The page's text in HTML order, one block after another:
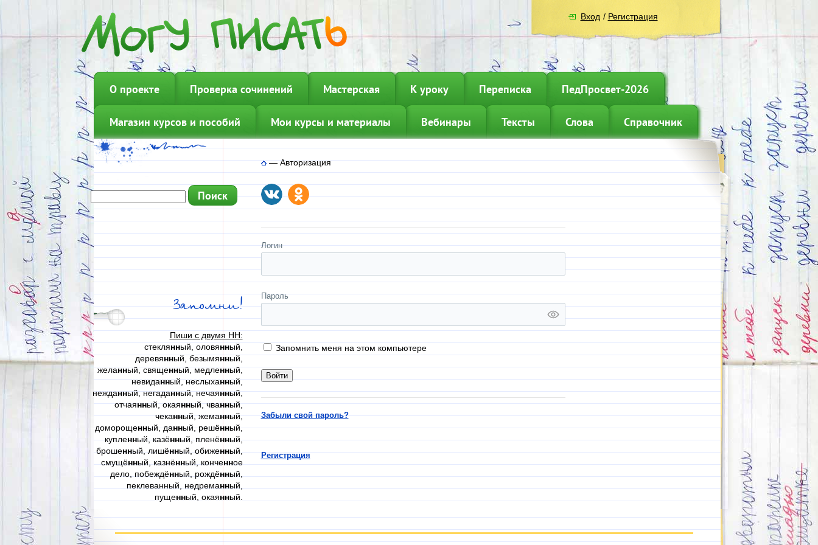
Вход / Регистрация
О проекте Проверка сочинений Мастерская К уроку Переписка ПедПросвет-2026
Магазин курсов и пособий Мои курсы и материалы Вебинары Тексты Слова Справочник
Запомни!
Пиши с двумя НН:
стеклянный, оловянный,
деревянный, безымянный,
желанный, священный, медленный,
невиданный, неслыханный,
нежданный, негаданный, нечаянный,
отчаянный, окаянный, чванный,
чеканный, жеманный,
доморощенный, данный, решённый,
купленный, казённый, пленённый,
брошенный, лишённый, обиженный,
смущённый, казнённый, конченное
дело, побеждённый, рождённый,
пеклеванный, недреманный,
пущенный, окаянный.
—Авторизация
Логин
Пароль
Запомнить меня на этом компьютере
Забыли свой пароль?
Регистрация